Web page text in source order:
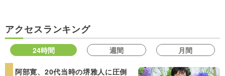
アクセスランキング
24時間 週間 月間
阿部寛、20代当時の堺雅人に圧倒